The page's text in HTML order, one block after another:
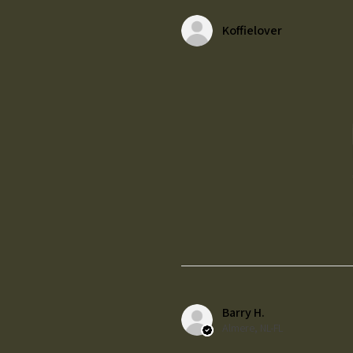
Koffielover
Barry H.
Almere, NL-FL